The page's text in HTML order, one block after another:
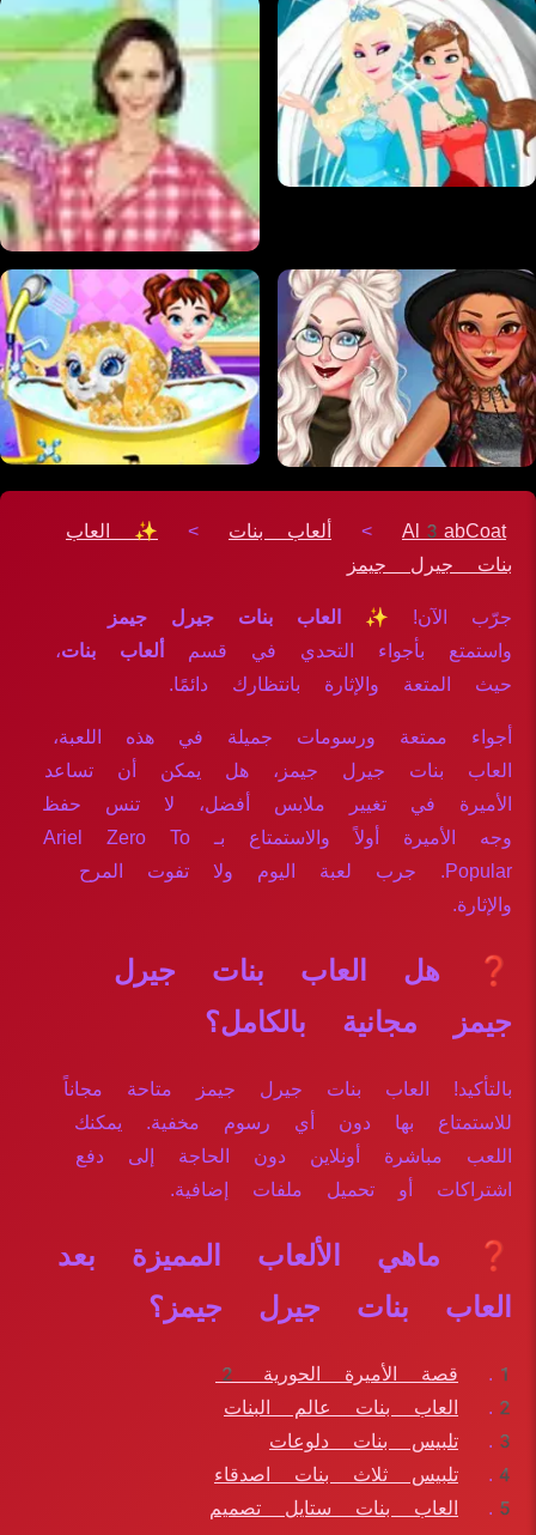
Al3abCoat
> ألعاب بنات >
✨ العاب
بنات جيرل جيمز
جرّب الآن! ✨ العاب بنات جيرل جيمز
واستمتع بأجواء التحدي في قسم
ألعاب بنات،
حيث المتعة والإثارة بانتظارك دائمًا.
أجواء ممتعة ورسومات جميلة في هذه اللعبة،
العاب بنات جيرل جيمز، هل يمكن أن تساعد
الأميرة في تغيير ملابس أفضل، لا تنس حفظ
وجه الأميرة أولاً والاستمتاع بـ Ariel Zero To
Popular. جرب لعبة اليوم ولا تفوت المرح
والإثارة.
❓ هل العاب بنات جيرل
جيمز مجانية بالكامل؟
بالتأكيد! العاب بنات جيرل جيمز متاحة مجاناً
للاستمتاع بها دون أي رسوم مخفية. يمكنك
اللعب مباشرة أونلاين دون الحاجة إلى دفع
اشتراكات أو تحميل ملفات إضافية.
❓ ماهي الألعاب المميزة بعد
العاب بنات جيرل جيمز؟
قصة الأميرة الحورية 2
العاب بنات عالم البنات
تلبيس بنات دلوعات
تلبيس ثلاث بنات اصدقاء
العاب بنات ستايل تصميم